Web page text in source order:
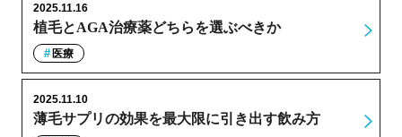
植毛とAGA治療薬どちらを選ぶべきか
2025.11.16
医療
薄毛サプリの効果を最大限に引き出す飲み方
2025.11.10